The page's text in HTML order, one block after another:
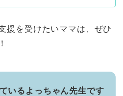
援を受けたいママは、ぜひ
いるよっちゃん先生です